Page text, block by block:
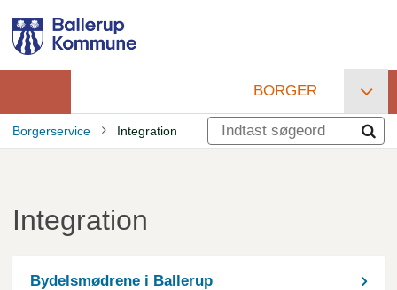
hovedindhold
Primær
navigation
BORGER
Borgerservice Integration
Integration
Bydelsmødrene i Ballerup